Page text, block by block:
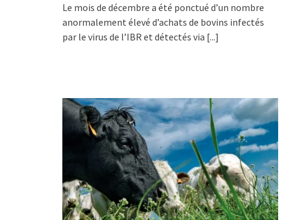
Le mois de décembre a été ponctué d’un nombre
anormalement élevé d’achats de bovins infectés
par le virus de l’IBR et détectés via [...]